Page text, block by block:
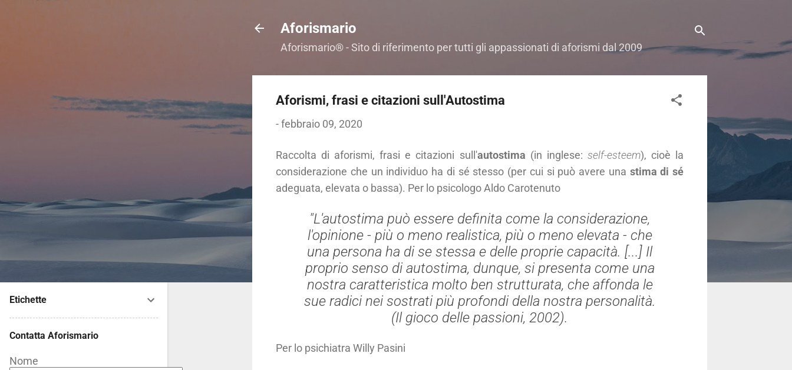
Aforismario
Aforismario® - Sito di riferimento per tutti gli appassionati di aforismi dal 2009
Aforismi, frasi e citazioni sull'Autostima
-febbraio 09, 2020
Raccolta di aforismi, frasi e citazioni sull'autostima (in inglese: self-esteem), cioè la
considerazione che un individuo ha di sé stesso (per cui si può avere una stima di sé
adeguata, elevata o bassa). Per lo psicologo Aldo Carotenuto
"L'autostima può essere definita come la considerazione,
l'opinione - più o meno realistica, più o meno elevata - che
una persona ha di se stessa e delle proprie capacità. [...] Il
proprio senso di autostima, dunque, si presenta come una
nostra caratteristica molto ben strutturata, che affonda le
sue radici nei sostrati più profondi della nostra personalità.
(Il gioco delle passioni, 2002).
Per lo psichiatra Willy Pasini
Etichette
Contatta Aforismario
Nome